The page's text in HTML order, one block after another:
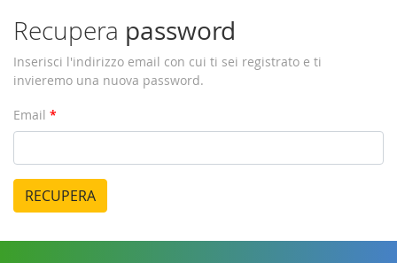
Recupera password
Inserisci l'indirizzo email con cui ti sei registrato e ti
invieremo una nuova password.
Email *